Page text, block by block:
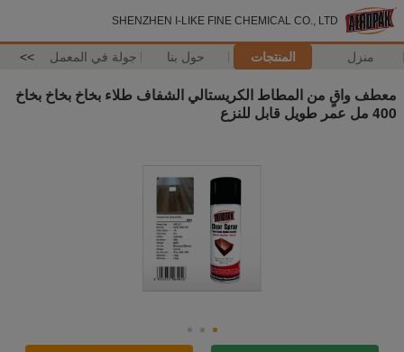
SHENZHEN I-LIKE FINE CHEMICAL CO., LTD
منزل المنتجات حول بنا جولة في المعمل >>
معطف واقٍ من المطاط الكريستالي الشفاف طلاء بخاخ بخاخ بخاخ
400 مل عمر طويل قابل للنزع